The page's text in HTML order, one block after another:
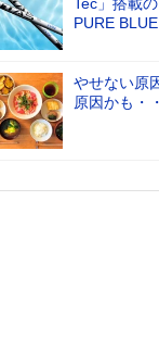
PURE
やせない原
原因かも・